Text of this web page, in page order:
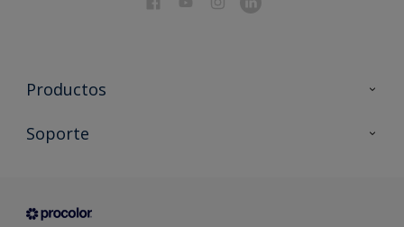
Productos
Todos los productos
Condiciones generales de venta
Soporte